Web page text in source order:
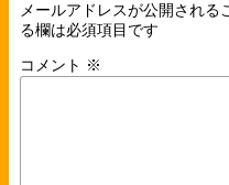
メールアドレスが公開される
る欄は必須項目です
コメント ※